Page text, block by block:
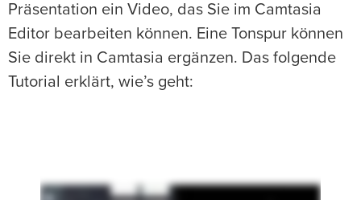
Präsentation ein Video, das Sie im Camtasia
Editor bearbeiten können. Eine Tonspur können
Sie direkt in Camtasia ergänzen. Das folgende
Tutorial erklärt, wie’s geht: